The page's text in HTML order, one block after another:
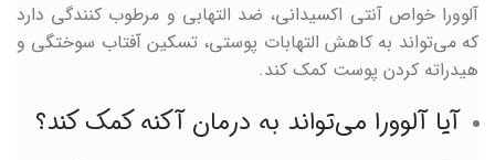
آلوورا خواص آنتی اکسیدانی، ضد التهابی و مرطوب کنندگی دارد
که می‌تواند به کاهش التهابات پوستی، تسکین آفتاب سوختگی و
هیدراته کردن پوست کمک کند.
آیا آلوورا می‌تواند به درمان آکنه کمک کند؟